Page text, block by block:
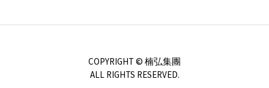
COPYRIGHT © 楠弘集團
ALL RIGHTS RESERVED.